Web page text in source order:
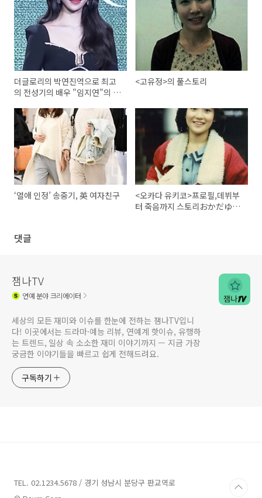
더글로리의 박연진역으로 최고
의 전성기의 배우 "임지연"의 대
<고유정>의 풀스토리
‘열애 인정’ 송중기, 英 여자친구
<오카다 유키코>프로필,데뷔부
터 죽음까지 스토리おかだゆき
댓글
잼나TV
연예분야 크리에이터
세상의 모든 재미와 이슈를 한눈에 전하는 잼나TV입니
다! 이곳에서는 드라마·예능 리뷰, 연예계 핫이슈, 유행하
는 트렌드, 일상 속 소소한 재미 이야기까지 — 지금 가장
궁금한 이야기들을 빠르고 쉽게 전해드려요.
구독하기
TEL. 02.1234.5678 / 경기 성남시 분당구 판교역로